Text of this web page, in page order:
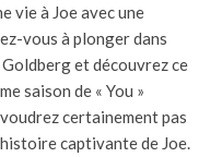
vie à Joe avec une
vous à plonger dans
et découvrez ce
saison de « You »
certainement pas
captivante de Joe.